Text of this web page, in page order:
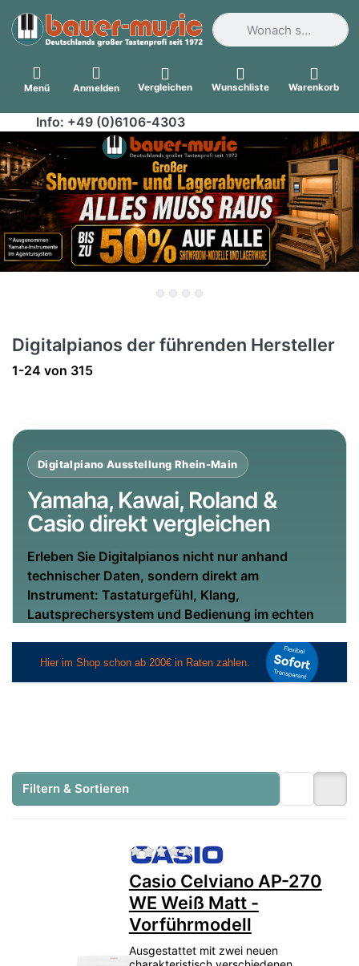
Geben Sie einen
Menü Anmelden Vergleichen Wunschliste Warenkorb
Info: +49 (0)6106-4303
Digitalpianos der führenden Hersteller
Suchergebnisse:
1-24 von 315
Digitalpiano Ausstellung Rhein-Main
Yamaha, Kawai, Roland &
Casio direkt vergleichen
Erleben Sie Digitalpianos nicht nur anhand
technischer Daten, sondern direkt am
Instrument: Tastaturgefühl, Klang,
Lautsprechersystem und Bedienung im echten
ausgewählte Modelle von
Yamaha Clavinova Kawai CA
Kawai NOVUS
Casio Grand Hybrid
Zur Digitalpiano Ausstellung
Filtern & Sortieren
Zu diesem Produkt liegen
Casio Celviano AP-270
WE Weiß Matt -
Vorführmodell
Ausgestattet mit zwei neuen